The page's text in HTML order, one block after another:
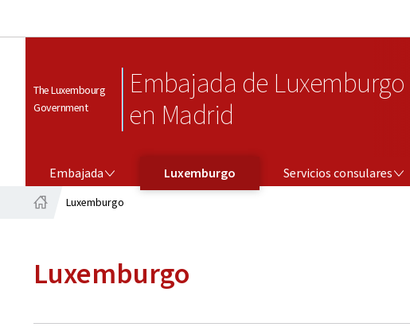
The Luxembourg
Government
Embajada de Luxemburgo
en Madrid
Embajada Luxemburgo Servicios consulares
Luxemburgo
Luxemburgo